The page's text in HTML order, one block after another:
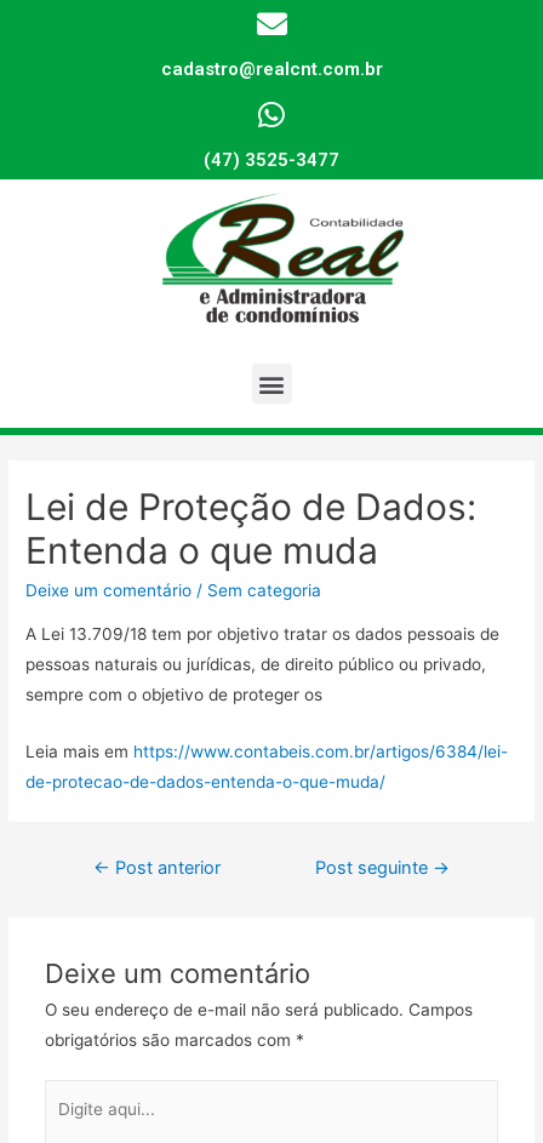
cadastro@realcnt.com.br
(47) 3525-3477
Lei de Proteção de Dados:
Entenda o que muda
Deixe um comentário / Sem categoria
A Lei 13.709/18 tem por objetivo tratar os dados pessoais de
pessoas naturais ou jurídicas, de direito público ou privado,
sempre com o objetivo de proteger os
Leia mais em https://www.contabeis.com.br/artigos/6384/lei-
de-protecao-de-dados-entenda-o-que-muda/
← Post anterior Post seguinte →
Deixe um comentário
O seu endereço de e-mail não será publicado. Campos
obrigatórios são marcados com *